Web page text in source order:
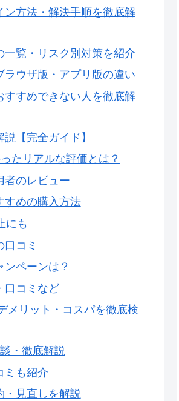
方法・解決手順を徹底解
覧・リスク別対策を紹介
ウザ版・アプリ版の違い
すめできない人を徹底解
【完全ガイド】
たリアルな評価とは？
者のレビュー
すめの購入方法
にも
コミ
ペーンは？
口コミなど
メリット・コスパを徹底検
・徹底解説
ミも紹介
・見直しを解説